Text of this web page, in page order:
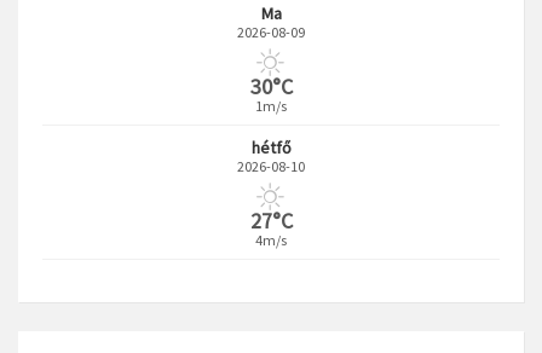
Ma
2026-08-09
30°C
1m/s
hétfő
2026-08-10
27°C
4m/s